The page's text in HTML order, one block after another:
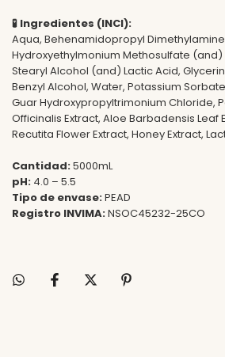
🧪 Ingredientes (INCI):
Aqua, Behenamidopropyl
Hydroxyethylmonium Methosulfate
Stearyl Alcohol (and) Lactic Acid,
Benzyl Alcohol, Water, Potassium
Guar Hydroxypropyltrimonium Chloride,
Officinalis Extract, Aloe Barbadensis Leaf
Recutita Flower Extract, Honey Extract,
Cantidad:5000mL
pH: 4.0 – 5.5
Tipo de envase:PEAD
Registro INVIMA:NSOC45232-25CO